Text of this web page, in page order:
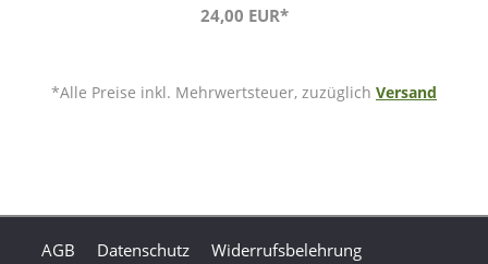
24,00 EUR*
*Alle Preise inkl. Mehrwertsteuer, zuzüglich Versand
AGB Datenschutz
Widerrufsbelehrung